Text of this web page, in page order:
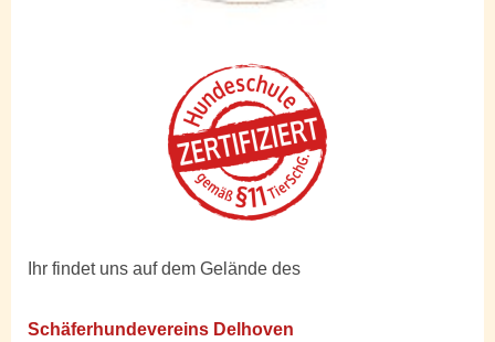
Ihr findet uns auf dem Gelände des
Schäferhundevereins Delhoven